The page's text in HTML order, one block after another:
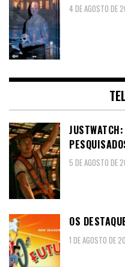
4 DE AGOSTO DE
5 DE AGOSTO DE
OS
1 DE AGOSTO DE